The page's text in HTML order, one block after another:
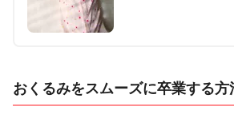
おくるみをスムーズに卒業する方